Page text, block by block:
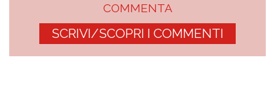
COMMENTA
SCRIVI/SCOPRI I COMMENTI